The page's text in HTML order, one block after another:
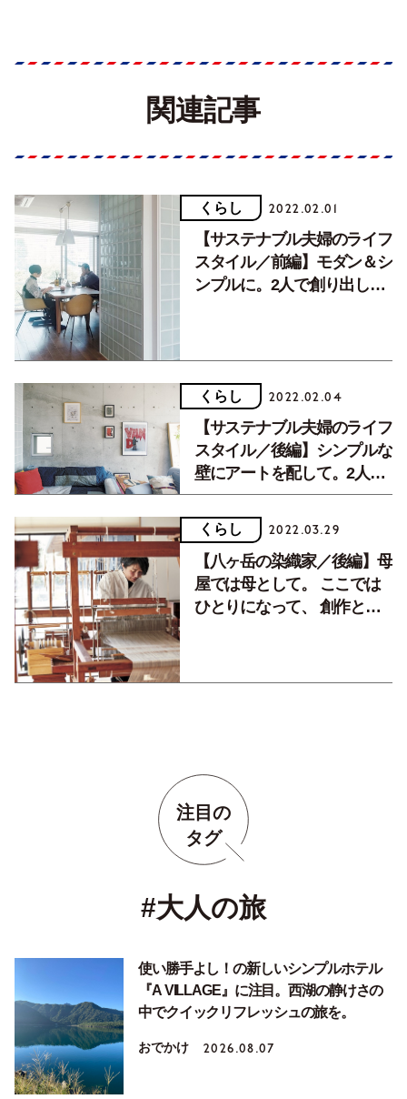
関連記事
くらし 2022.02.01
【サステナブル夫婦のライフ
スタイル／前編】モダン＆シ
ンプルに。2人で創り出した
くらし 2022.02.04
【サステナブル夫婦のライフ
スタイル／後編】シンプルな
壁にアートを配して。2人の
意識の合意は生活の美しさを
生み出す。
くらし 2022.03.29
【八ヶ岳の染織家／後編】母
屋では母として。 ここでは
ひとりになって、 創作と向
注目の
タグ
#大人の旅
使い勝手よし！の新しいシンプルホテル
『A VILLAGE』に注目。西湖の静けさの
中でクイックリフレッシュの旅を。
おでかけ 2026.08.07